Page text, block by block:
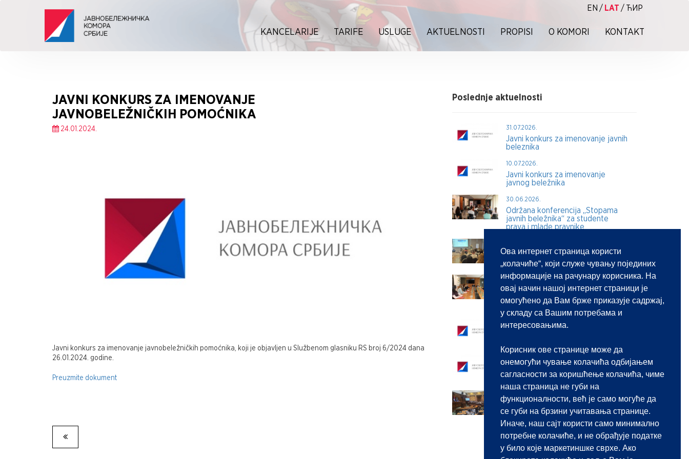
Ова интернет страница користи
„колачиће“, који служе чувању појединих
информације на рачунару корисника. На
овај начин нашој интернет страници је
омогућено да Вам брже приказује садржај,
у складу са Вашим потребама и
интересовањима.
Корисник ове странице може да
онемогући чување колачића одбијањем
сагласности за коришћење колачића, чиме
наша страница не губи на
функционалности, већ је само могуће да
се губи на брзини учитавања странице.
Иначе, наш сајт користи само минимално
потребне колачиће, и не обрађује податке
у било које маркетиншке сврхе. Ако
EN / LAT / ЋИР
KANCELARIJE TARIFE USLUGE AKTUELNOSTI PROPISI O KOMORI KONTAKT
JAVNI KONKURS ZA IMENOVANJE
JAVNOBELEŽNIČKIH POMOĆNIKA
24.01.2024.
Javni konkurs za imenovanje javnobeležničkih pomoćnika, koji je objavljen u Službenom glasniku RS broj 6/2024 dana
26.01.2024. godine.
Preuzmite dokument
Poslednje aktuelnosti
31.07.2026.
Javni konkurs za imenovanje javnih
beleznika
10.07.2026.
Javni konkurs za imenovanje
javnog beležnika
30.06.2026.
Održana konferencija „Stopama
javnih beležnika“ za studente
prava i mlade pravnike
Održana obuka za javne beležnike
o sprečavanju pranja novca
11.06.2026.
NOVI MEMORANDUM O
SARADNJI JAVNIH BELEŽNIKA
SRBIJE I FRANCUSKE
22.05.2026.
22.05.2026.
Javni konkurs za imenovanje
javnog beležnika
Predstavljanje javnobeležničke
profesije na jubilarnom 10. BEKOP-
u